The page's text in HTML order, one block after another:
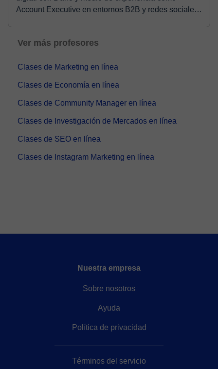
Account Executive en entornos B2B y redes sociales.
Ver más profesores
Clases de Marketing en línea
Clases de Economía en línea
Clases de Community Manager en línea
Clases de Investigación de Mercados en línea
Clases de SEO en línea
Clases de Instagram Marketing en línea
Nuestra empresa
Sobre nosotros
Ayuda
Política de privacidad
Términos del servicio